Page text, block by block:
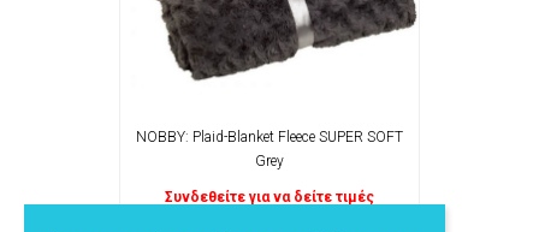
NOBBY: Plaid-Blanket Fleece SUPER SOFT
Grey
Συνδεθείτε για να δείτε τιμές